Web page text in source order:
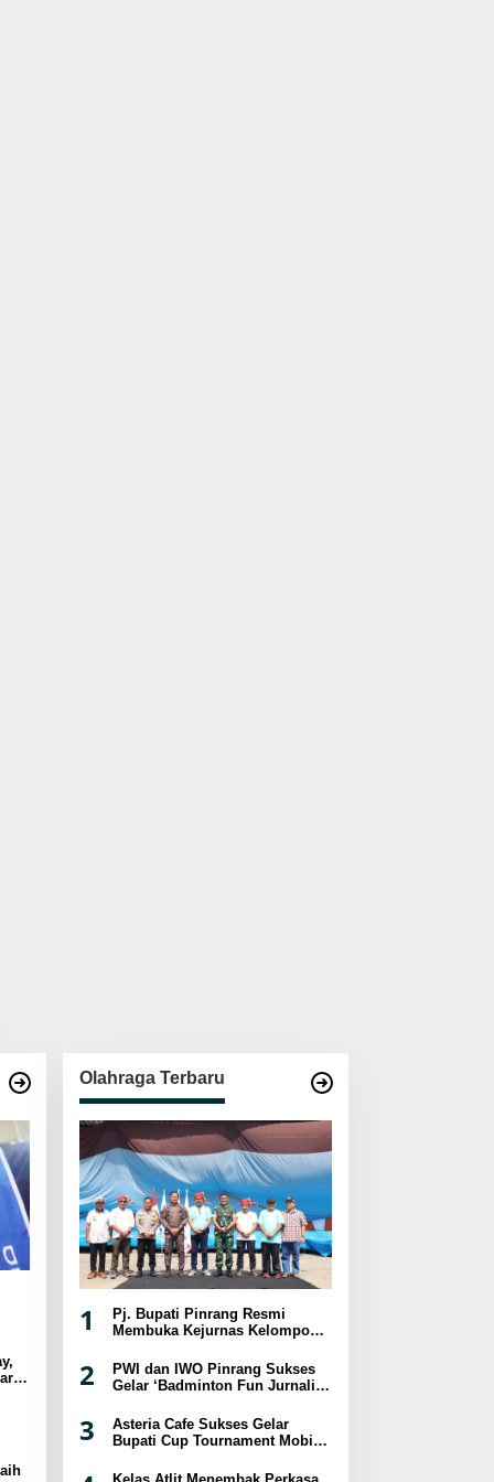
Olahraga Terbaru
1
Pj. Bupati Pinrang Resmi
Membuka Kejurnas Kelompok
Tahun 2024
2
PWI dan IWO Pinrang Sukses
Gelar ‘Badminton Fun Jurnalis
3
Asteria Cafe Sukses Gelar
Bupati Cup Tournament Mobile
Juta